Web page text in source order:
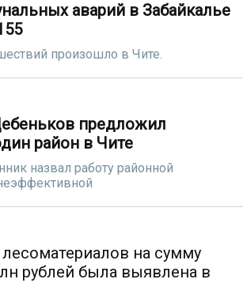
аварий в Забайкалье
произошло в Чите.
предложил
район в Чите
назвал работу районной
на сумму
рублей была выявлена в